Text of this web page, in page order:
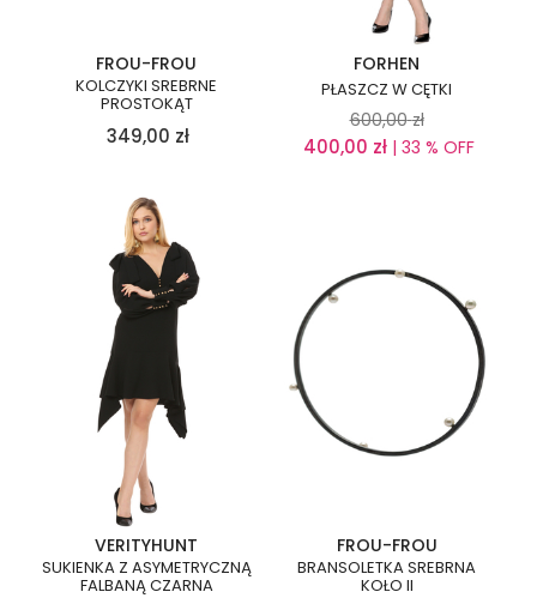
FROU-FROU
KOLCZYKI SREBRNE
PROSTOKĄT
349,00 zł
FORHEN
PŁASZCZ W CĘTKI
600,00 zł
400,00 zł| 33 % OFF
VERITYHUNT
SUKIENKA Z ASYMETRYCZNĄ
FALBANĄ CZARNA
FROU-FROU
BRANSOLETKA SREBRNA
KOŁO II